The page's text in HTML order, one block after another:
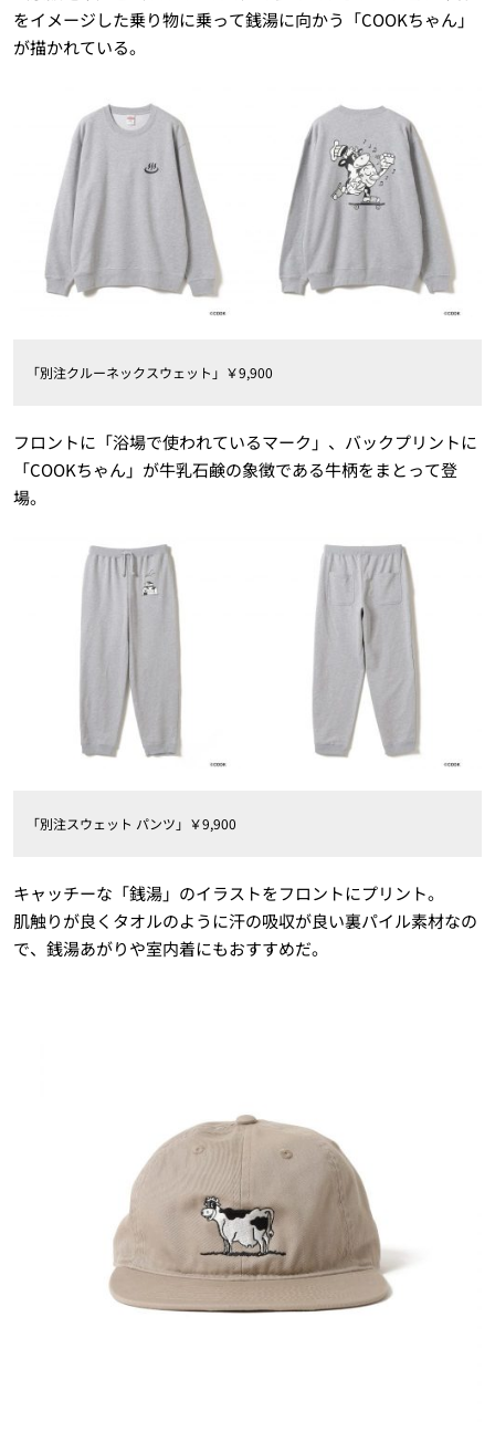
をイメージした乗り物に乗って銭湯に向かう「COOKちゃん」
が描かれている。
「別注クルーネックスウェット」￥9,900
フロントに「浴場で使われているマーク」、バックプリントに
「COOKちゃん」が牛乳石鹸の象徴である牛柄をまとって登
場。
「別注スウェット パンツ」￥9,900
キャッチーな「銭湯」のイラストをフロントにプリント。
肌触りが良くタオルのように汗の吸収が良い裏パイル素材なの
で、銭湯あがりや室内着にもおすすめだ。